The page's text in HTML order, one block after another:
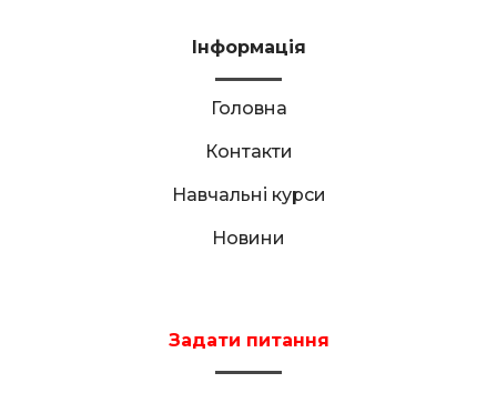
Інформація
Головна
Контакти
Навчальні курси
Новини
Задати питання